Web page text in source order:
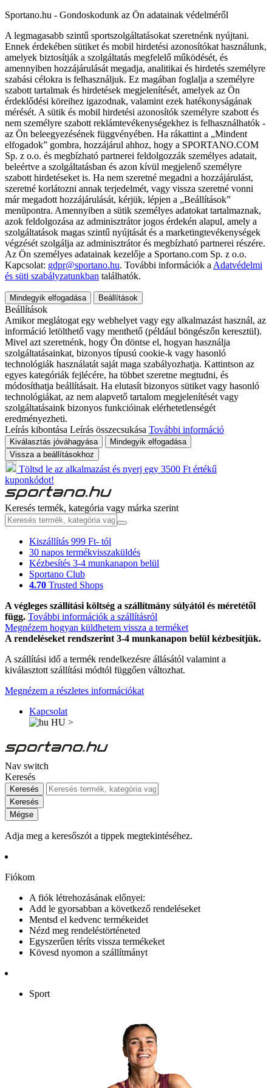
Sportano.hu - Gondoskodunk az Ön adatainak védelméről
A legmagasabb szintű sportszolgáltatásokat szeretnénk nyújtani.
Ennek érdekében sütiket és mobil hirdetési azonosítókat használunk,
amelyek biztosítják a szolgáltatás megfelelő működését, és
amennyiben hozzájárulását megadja, analitikai és hirdetés személyre
szabási célokra is felhasználjuk. Ez magában foglalja a személyre
szabott tartalmak és hirdetések megjelenítését, amelyek az Ön
érdeklődési köreihez igazodnak, valamint ezek hatékonyságának
mérését. A sütik és mobil hirdetési azonosítók személyre szabott és
nem személyre szabott reklámtevékenységekhez is felhasználhatók -
az Ön beleegyezésének függvényében. Ha rákattint a „Mindent
elfogadok” gombra, hozzájárul ahhoz, hogy a SPORTANO.COM
Sp. z o.o. és megbízható partnerei feldolgozzák személyes adatait,
beleértve a szolgáltatásban és azon kívül megjelenő személyre
szabott hirdetéseket is. Ha nem szeretné megadni a hozzájárulást,
szeretné korlátozni annak terjedelmét, vagy vissza szeretné vonni
már megadott hozzájárulását, kérjük, lépjen a „Beállítások”
menüpontra. Amennyiben a sütik személyes adatokat tartalmaznak,
azok feldolgozása az adminisztrátor jogos érdekén alapul, amely a
szolgáltatások magas szintű nyújtását és a marketingtevékenységek
végzését szolgálja az adminisztrátor és megbízható partnerei részére.
Az Ön személyes adatainak kezelője a Sportano.com Sp. z o.o.
Kapcsolat: gdpr@sportano.hu. További információk a Adatvédelmi
és süti szabályzatunkban találhatók.
Mindegyik elfogadása Beállítások
Beállítások
Amikor meglátogat egy webhelyet vagy egy alkalmazást használ, az
információ letölthető vagy menthető (például böngészőn keresztül).
Mivel azt szeretnénk, hogy Ön döntse el, hogyan használja
szolgáltatásainkat, bizonyos típusú cookie-k vagy hasonló
technológiák használatát saját maga szabályozhatja. Kattintson az
egyes kategóriák fejlécére, ha többet szeretne megtudni, és
módosíthatja beállításait. Ha elutasít bizonyos sütiket vagy hasonló
technológiákat, az nem alapvető tartalom megjelenítését vagy
szolgáltatásaink bizonyos funkcióinak elérhetetlenségét
eredményezheti.
Leírás kibontása Leírás összecsukása További információ
Kiválasztás jóváhagyása
Mindegyik elfogadása
Vissza a beállításokhoz
Töltsd le az alkalmazást és nyerj egy 3500 Ft értékű
kuponkódot!
Keresés termék, kategória vagy márka szerint
Kiszállítás 999 Ft- tól
30 napos termékvisszaküldés
Kézbesítés 3-4 munkanapon belül
Sportano Club
4.70 Trusted Shops
A végleges szállítási költség a szállítmány súlyától és méretétől
függ. További információk a szállításról
Megnézem hogyan küldhetem vissza a terméket
A rendeléseket rendszerint 3-4 munkanapon belül kézbesítjük.
A szállítási idő a termék rendelkezésre állásától valamint a
kiválasztott szállítási módtól függően változhat.
Megnézem a részletes információkat
Kapcsolat
HU >
Nav switch
Keresés
Keresés
Keresés
Mégse
Adja meg a keresőszót a tippek megtekintéséhez.
Fiókom
A fiók létrehozásának előnyei:
Add le gyorsabban a következő rendeléseket
Mentsd el kedvenc termékeidet
Nézd meg rendeléstörténeted
Egyszerűen téríts vissza termékeket
Kövesd nyomon a szállítmányt
Sport